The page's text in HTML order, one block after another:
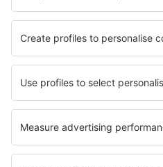
Newquay Cornwall (NQY)
North Ronaldsay (NRL)
Norwich (NWI)
Papa Westray (PPW)